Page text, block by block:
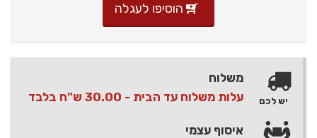
הוסיפו לעגלה
משלוח
עלות משלוח עד הבית - 30.00 ש"ח בלבד
איסוף עצמי
יש לכם